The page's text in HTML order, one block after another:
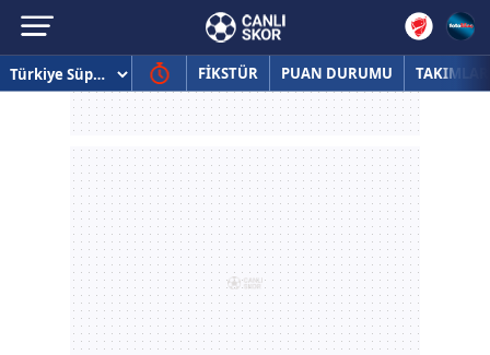
FİKSTÜR PUAN DURUMU TAKIMLAR